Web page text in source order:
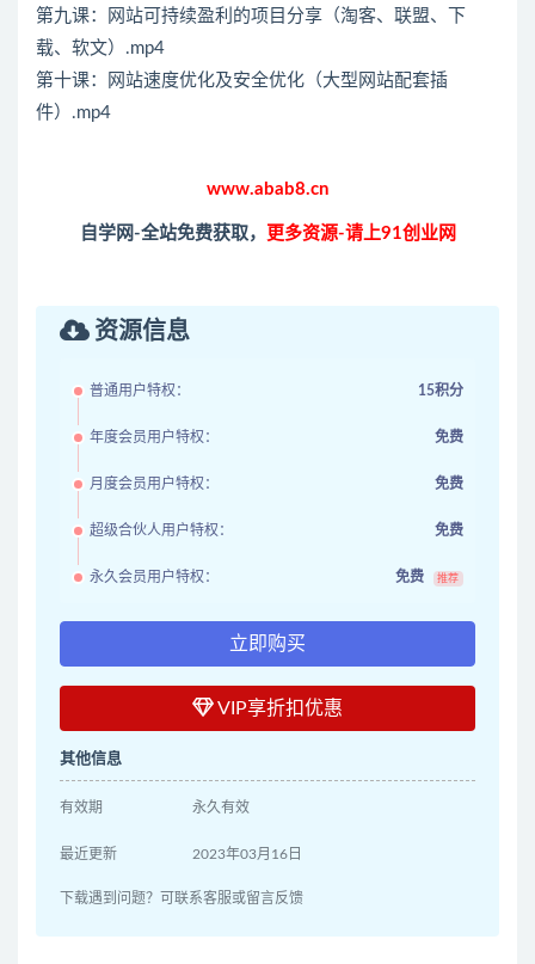
第九课：网站可持续盈利的项目分享（淘客、联盟、下
载、软文）.mp4
第十课：网站速度优化及安全优化（大型网站配套插
件）.mp4
www.abab8.cn
自学网-全站免费获取， 更多资源-请上91创业网
资源信息
普通用户特权： 15积分
年度会员用户特权： 免费
月度会员用户特权： 免费
超级合伙人用户特权： 免费
永久会员用户特权： 免费 推荐
立即购买
VIP享折扣优惠
其他信息
有效期 永久有效
最近更新 2023年03月16日
下载遇到问题？可联系客服或留言反馈